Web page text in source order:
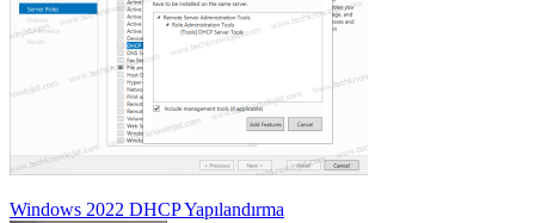
Yazı
Windows 2022 DHCP Yapılandırma